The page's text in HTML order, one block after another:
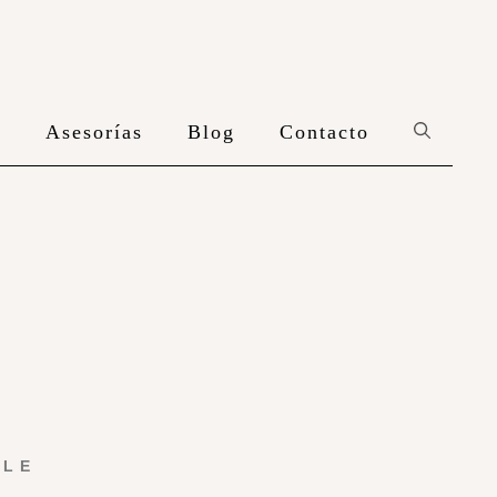
Asesorías Blog Contacto